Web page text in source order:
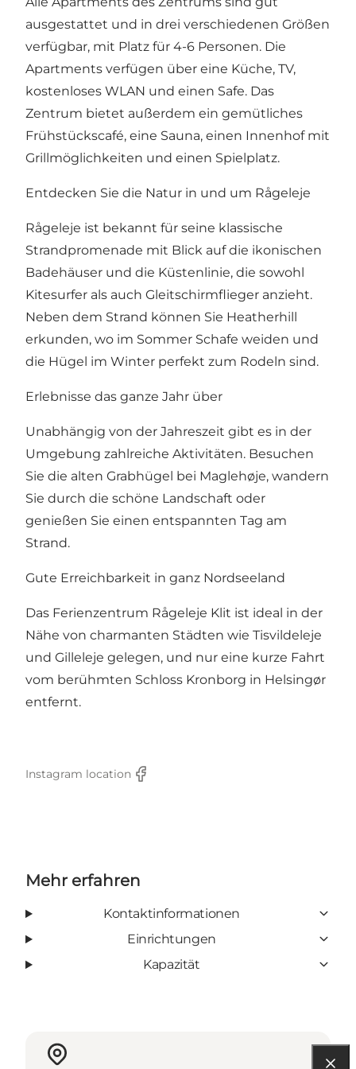
ausgestattet und in drei verschiedenen Größen
verfügbar, mit Platz für 4-6 Personen. Die
Apartments verfügen über eine Küche, TV,
kostenloses WLAN und einen Safe. Das
Zentrum bietet außerdem ein gemütliches
Frühstückscafé, eine Sauna, einen Innenhof mit
Grillmöglichkeiten und einen Spielplatz.
Entdecken Sie die Natur in und um Rågeleje
Rågeleje ist bekannt für seine klassische
Strandpromenade mit Blick auf die ikonischen
Badehäuser und die Küstenlinie, die sowohl
Kitesurfer als auch Gleitschirmflieger anzieht.
Neben dem Strand können Sie Heatherhill
erkunden, wo im Sommer Schafe weiden und
die Hügel im Winter perfekt zum Rodeln sind.
Erlebnisse das ganze Jahr über
Unabhängig von der Jahreszeit gibt es in der
Umgebung zahlreiche Aktivitäten. Besuchen
Sie die alten Grabhügel bei Maglehøje, wandern
Sie durch die schöne Landschaft oder
genießen Sie einen entspannten Tag am
Strand.
Gute Erreichbarkeit in ganz Nordseeland
Das Ferienzentrum Rågeleje Klit ist ideal in der
Nähe von charmanten Städten wie Tisvildeleje
und Gilleleje gelegen, und nur eine kurze Fahrt
vom berühmten Schloss Kronborg in Helsingør
entfernt.
Instagram location
Facebook
Mehr erfahren
Kontaktinformationen
Einrichtungen
Kapazität